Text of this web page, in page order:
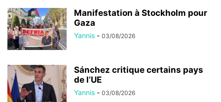
Manifestation à Stockholm pour
Gaza
Yannis - 03/08/2026
Sánchez critique certains pays
de l’UE
Yannis - 03/08/2026